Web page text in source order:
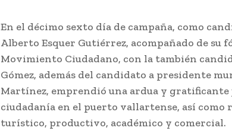
En el décimo sexto día de campaña, como
Alberto Esquer Gutiérrez, acompañado de su
Movimiento Ciudadano, con la también
Gómez, además del candidato a presidente
Martínez, emprendió una ardua y gratificante
ciudadanía en el puerto vallartense, así como
turístico, productivo, académico y comercial.